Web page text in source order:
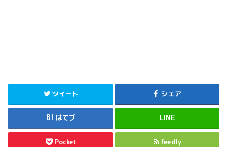
ツイート シェア
はてブ LINE
Pocket feedly